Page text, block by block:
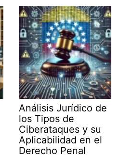
Análisis Jurídico de
los Tipos de
Ciberataques y su
Aplicabilidad en el
Derecho Penal